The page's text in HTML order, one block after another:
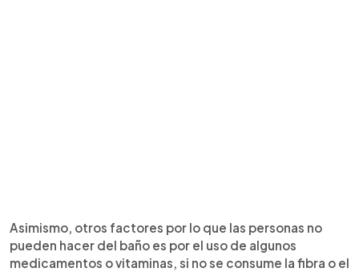
Asimismo, otros factores por lo que las personas no
pueden hacer del baño es por el uso de algunos
medicamentos o vitaminas, si no se consume la fibra o el